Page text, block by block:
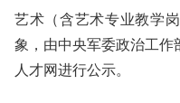
艺术（含艺术专业教学
象，由中央军委政治工作
人才网进行公示。